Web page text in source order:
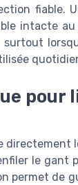
fiable.
intacte
pour
directement
le gant
permet de